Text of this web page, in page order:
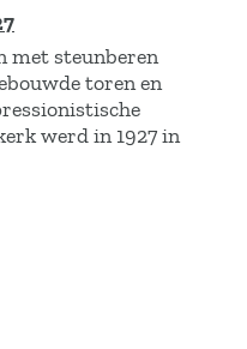
met steunberen
toren en
werd in 1927 in